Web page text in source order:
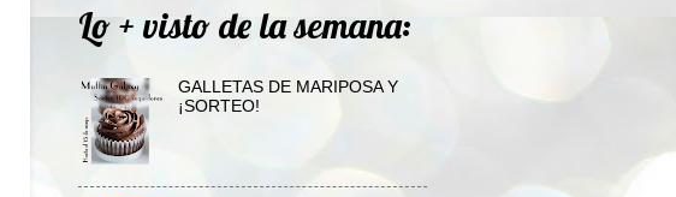
Lo + visto de la semana:
GALLETAS DE MARIPOSA Y
¡SORTEO!